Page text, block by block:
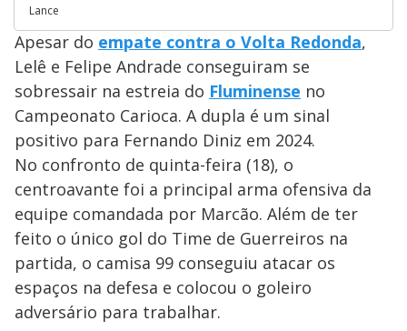
Lance
Apesar do empate contra o Volta Redonda,
Lelê e Felipe Andrade conseguiram se
sobressair na estreia do Fluminense no
Campeonato Carioca. A dupla é um sinal
positivo para Fernando Diniz em 2024.
No confronto de quinta-feira (18), o
centroavante foi a principal arma ofensiva da
equipe comandada por Marcão. Além de ter
feito o único gol do Time de Guerreiros na
partida, o camisa 99 conseguiu atacar os
espaços na defesa e colocou o goleiro
adversário para trabalhar.